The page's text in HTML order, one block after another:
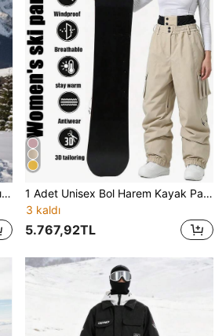
Kadınlar İçin Graffiti Tarzı Fermuarlı Cepli ve Ayrılabilir Kapüşonlu Tek Parça Kayak Takımı, Kar Sporları İçin Uygun, Kış Dış Mekan Kadın Kayak Takımı, Kayıp Önleyici Kapalı Fermuar Tasarımı, Fermuarlı Cepli Kayak Takımı Seti, Kış Sporları Kayak Takımı, Dış Mekan Etkinlikleri ve Spor Giyim İçin Uygun, Kış Kayak Ekipmanı, Güçlendirilmiş Yapı, Fonksiyonel Kayak Ekipmanı, Kar Ekipmanı, Kadın Kayak Takımı Seti
1 Adet Unisex Bol Harem Kayak Pantolonu, Yüksek Bel Kar Eteği Yapısı, Çoklu Kargo Cepli, Bacak Havalandırma Ağlı, Kargo Stil Spor Pantolon
3 kaldı
5.767,92TL